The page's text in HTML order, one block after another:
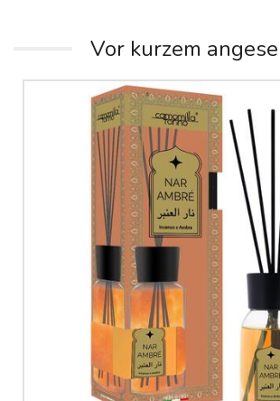
Vor kurzem